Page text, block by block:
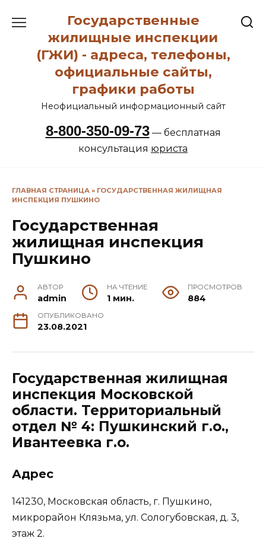
содержанию
Государственные
жилищные инспекции
(ГЖИ) - адреса, телефоны,
официальные сайты,
графики работы
Неофициальный информационный сайт
8-800-350-09-73— бесплатная
консультация юриста
ГЛАВНАЯ СТРАНИЦА » ГОСУДАРСТВЕННАЯ ЖИЛИЩНАЯ
ИНСПЕКЦИЯ ПУШКИНО
Государственная
жилищная инспекция
Пушкино
АВТОР
admin
НА ЧТЕНИЕ
1 мин.
ПРОСМОТРОВ
884
ОПУБЛИКОВАНО
23.08.2021
Государственная жилищная
инспекция Московской
области. Территориальный
отдел № 4: Пушкинский г.о.,
Ивантеевка г.о.
Адрес
141230, Московская область, г. Пушкино,
микрорайон Клязьма, ул. Сологубовская, д. 3,
этаж 2.